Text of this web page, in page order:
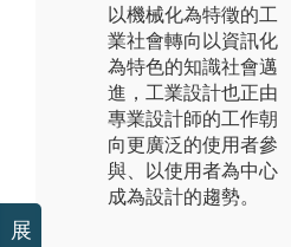
以機械化為特徵的工
業社會轉向以資訊化
為特色的知識社會邁
進，工業設計也正由
專業設計師的工作朝
向更廣泛的使用者參
與、以使用者為中心
成為設計的趨勢。
展